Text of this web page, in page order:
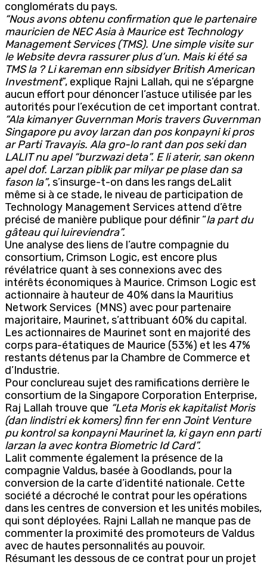
conglomérats du pays.
“Nous avons obtenu confirmation que le partenaire
mauricien de NEC Asia à Maurice est Technology
Management Services (TMS). Une simple visite sur
le Website devra rassurer plus d’un. Mais ki été sa
TMS la ? Li kareman enn sibsidyer British American
Investment”, explique Rajni Lallah, qui ne s’épargne
aucun effort pour dénoncer l’astuce utilisée par les
autorités pour l’exécution de cet important contrat.
“Ala kimanyer Guvernman Moris travers Guvernman
Singapore pu avoy larzan dan pos konpayni ki pros
ar Parti Travayis. Ala gro-lo rant dan pos seki dan
LALIT nu apel “burzwazi deta”. E li aterir, san okenn
apel dof. Larzan piblik par milyar pe plase dan sa
fason la”, s’insurge-t-on dans les rangs deLalit
même si à ce stade, le niveau de participation de
Technology Management Services attend d’être
précisé de manière publique pour définir “la part du
gâteau qui luireviendra”.
Une analyse des liens de l’autre compagnie du
consortium, Crimson Logic, est encore plus
révélatrice quant à ses connexions avec des
intérêts économiques à Maurice. Crimson Logic est
actionnaire à hauteur de 40% dans la Mauritius
Network Services (MNS) avec pour partenaire
majoritaire, Maurinet, s’attribuant 60% du capital.
Les actionnaires de Maurinet sont en majorité des
corps para-étatiques de Maurice (53%) et les 47%
restants détenus par la Chambre de Commerce et
d’Industrie.
Pour conclureau sujet des ramifications derrière le
consortium de la Singapore Corporation Enterprise,
Raj Lallah trouve que “Leta Moris ek kapitalist Moris
(dan lindistri ek komers) finn fer enn Joint Venture
pu kontrol sa konpayni Maurinet la, ki gayn enn parti
larzan la avec kontra Biometric Id Card”.
Lalit commente également la présence de la
compagnie Valdus, basée à Goodlands, pour la
conversion de la carte d’identité nationale. Cette
société a décroché le contrat pour les opérations
dans les centres de conversion et les unités mobiles,
qui sont déployées. Rajni Lallah ne manque pas de
commenter la proximité des promoteurs de Valdus
avec de hautes personnalités au pouvoir.
Résumant les dessous de ce contrat pour un projet